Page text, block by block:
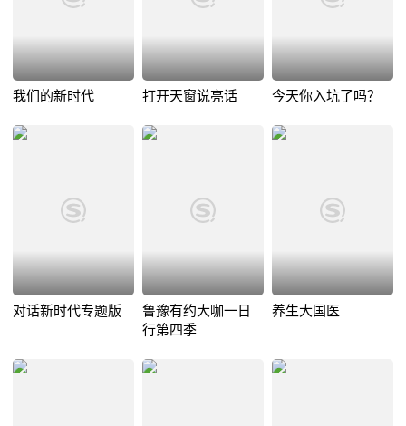
我们的新时代 打开天窗说亮话 今天你入坑了吗？
对话新时代专题版
鲁豫有约大咖一日
行第四季
养生大国医